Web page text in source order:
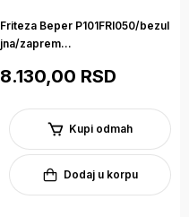
Friteza Beper P101FRI050/bezul
jna/zaprem...
8.130,00 RSD
Kupi odmah
Dodaj u korpu